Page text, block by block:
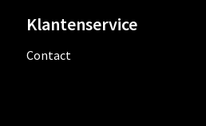
Klantenservice
Contact